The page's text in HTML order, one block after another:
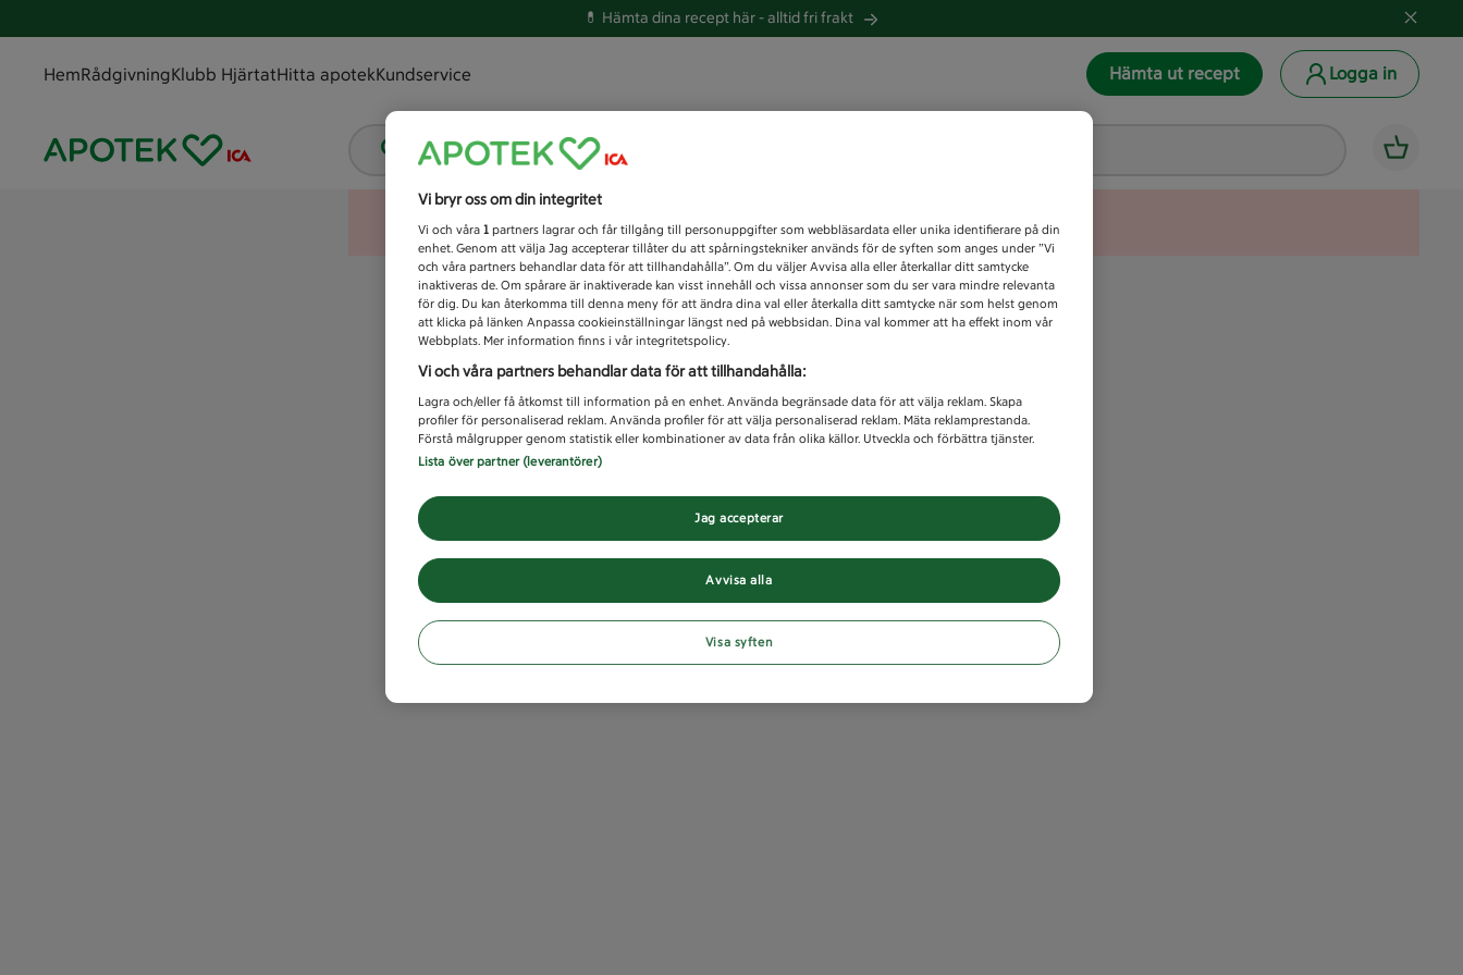
💊 Hämta dina recept här -alltid fri frakt
HemRådgivningKlubb HjärtatHitta apotekKundservice Hämta ut recept Logga in
Vad letar du efter idag?
Unknown error
Vi bryr oss om din integritet
Vi och våra 1 partners lagrar och får tillgång till personuppgifter som webbläsardata eller unika identifierare på din
enhet. Genom att välja Jag accepterar tillåter du att spårningstekniker används för de syften som anges under ”Vi
och våra partners behandlar data för att tillhandahålla”. Om du väljer Avvisa alla eller återkallar ditt samtycke
inaktiveras de. Om spårare är inaktiverade kan visst innehåll och vissa annonser som du ser vara mindre relevanta
för dig. Du kan återkomma till denna meny för att ändra dina val eller återkalla ditt samtycke när som helst genom
att klicka på länken Anpassa cookieinställningar längst ned på webbsidan. Dina val kommer att ha effekt inom vår
Webbplats. Mer information finns i vår integritetspolicy.
Vi och våra partners behandlar data för att tillhandahålla:
Lagra och/eller få åtkomst till information på en enhet. Använda begränsade data för att välja reklam. Skapa
profiler för personaliserad reklam. Använda profiler för att välja personaliserad reklam. Mäta reklamprestanda.
Förstå målgrupper genom statistik eller kombinationer av data från olika källor. Utveckla och förbättra tjänster.
Lista över partner (leverantörer)
Avvisa alla
Jag accepterar
Visa syften